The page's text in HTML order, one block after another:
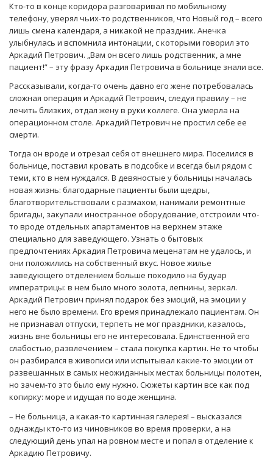
Кто-то в конце коридора разговаривал по мобильному
телефону, уверял чьих-то родственников, что Новый год – всего
лишь смена календаря, а никакой не праздник. Анечка
улыбнулась и вспомнила интонации, с которыми говорил это
Аркадий Петрович. „Вам он всего лишь родственник, а мне
пациент!” – эту фразу Аркадия Петровича в больнице знали все.
Рассказывали, когда-то очень давно его жене потребовалась
сложная операция и Аркадий Петрович, следуя правилу – не
лечить близких, отдал жену в руки коллеге. Она умерла на
операционном столе. Аркадий Петрович не простил себе ее
смерти.
Тогда он вроде и отрезал себя от внешнего мира. Поселился в
больнице, поставил кровать в подсобке и всегда был рядом с
теми, кто в нем нуждался. В девяностые у больницы началась
новая жизнь: благодарные пациенты были щедры,
благотворительствовали с размахом, нанимали ремонтные
бригады, закупали иностранное оборудование, отстроили что-
то вроде отдельных апартаментов на верхнем этаже
специально для заведующего. Узнать о бытовых
предпочтениях Аркадия Петровича меценатам не удалось, и
они положились на собственный вкус. Новое жилье
заведующего отделением больше походило на будуар
императрицы: в нем было много золота, лепнины, зеркал.
Аркадий Петрович принял подарок без эмоций, на эмоции у
него не было времени. Его время принадлежало пациентам. Он
не признавал отпуски, терпеть не мог праздники, казалось,
жизнь вне больницы его не интересовала. Единственной его
слабостью, развлечением – стала покупка картин. Не то чтобы
он разбирался в живописи или испытывал какие-то эмоции от
развешанных в самых неожиданных местах больницы полотен,
но зачем-то это было ему нужно. Сюжеты картин все как под
копирку: море и идущая по воде женщина.
– Не больница, а какая-то картинная галерея! – высказался
однажды кто-то из чиновников во время проверки, а на
следующий день упал на ровном месте и попал в отделение к
Аркадию Петровичу.